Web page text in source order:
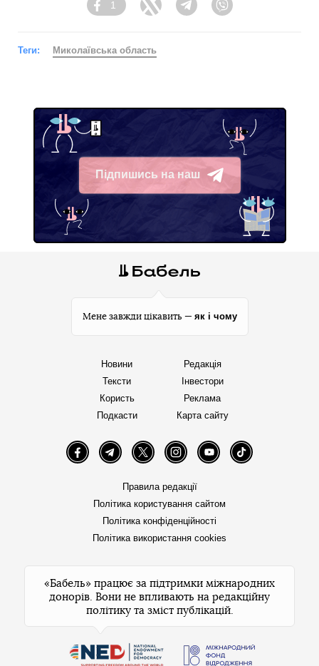
Facebook
1
Twitter TelegramViber
Теги: Миколаївська область
Підпишись на наш
Telegram
Мене завжди цікавить — як і чому
Новини
Тексти
Користь
Подкасти
Редакція
Інвестори
Реклама
Карта сайту
FacebookTelegramTwitter InstagramYouTube TikTok
Правила редакції
Політика користування сайтом
Політика конфіденційності
Політика використання cookies
«Бабель» працює за підтримки міжнародних
донорів. Вони не впливають на редакційну
політику та зміст публікацій.